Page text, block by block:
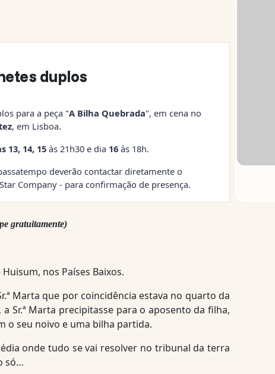
duplos
para a peça "A Bilha Quebrada", em cena no
, em Lisboa.
13, 14, 15às 21h30 e dia 16às 18h.
deverão contactar diretamente o
Company - para confirmação de presença.
gratuitamente)
nos Países Baixos.
Marta que por coincidência estava no quarto da
Sr.ª Marta precipitasse para o aposento da filha,
o seu noivo e uma bilha partida.
onde tudo se vai resolver no tribunal da terra
só…